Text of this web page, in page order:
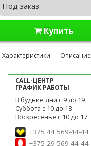
Под заказ
Купить
Характеристики Описание
CALL-ЦЕНТР
ГРАФИК РАБОТЫ
В будние дни с 9 до 19
Суббота с 10 до 18
Воскресенье с 10 до 17
+375 44 569-44-44
+375 29 569-44-44